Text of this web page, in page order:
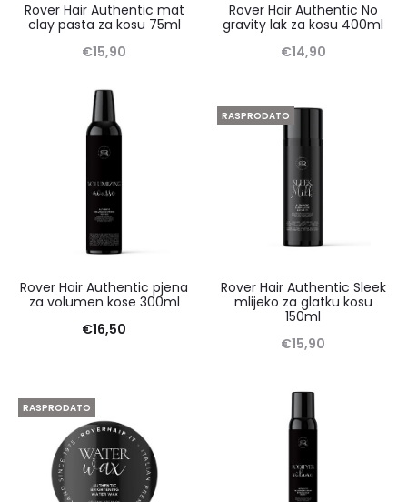
Rover Hair Authentic mat
clay pasta za kosu 75ml
€15,90
Rover Hair Authentic No
gravity lak za kosu 400ml
€14,90
Rover Hair Authentic pjena
za volumen kose 300ml
€16,50
RASPRODATO
Rover Hair Authentic Sleek
mlijeko za glatku kosu
150ml
€15,90
RASPRODATO